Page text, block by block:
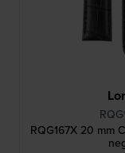
RQG167X 20 mm